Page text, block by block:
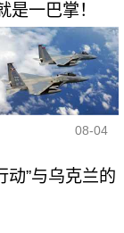
一巴掌！
08-04
动”与乌克兰的